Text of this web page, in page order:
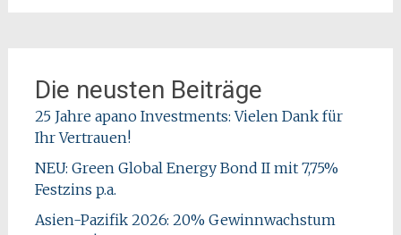
Die neusten Beiträge
25 Jahre apano Investments: Vielen Dank für
Ihr Vertrauen!
NEU: Green Global Energy Bond II mit 7,75%
Festzins p.a.
Asien-Pazifik 2026: 20% Gewinnwachstum